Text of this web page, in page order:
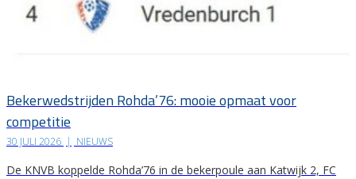
Bekerwedstrijden Rohda’76: mooie opmaat voor
competitie
30 JULI 2026 | NIEUWS
De KNVB koppelde Rohda’76 in de bekerpoule aan Katwijk 2, FC